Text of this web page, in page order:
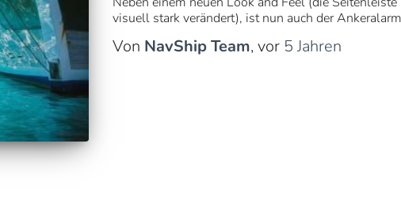
visuell stark verändert), ist nun auch der
Von NavShip Team, vor 5 Jahren